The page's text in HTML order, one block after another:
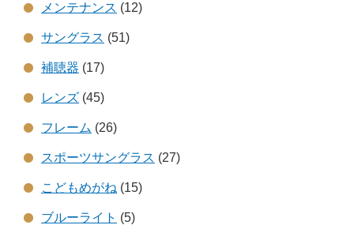
メンテナンス (12)
サングラス (51)
補聴器 (17)
レンズ (45)
フレーム (26)
スポーツサングラス (27)
こどもめがね (15)
ブルーライト (5)